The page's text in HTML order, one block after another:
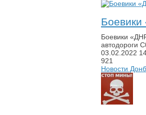
Боевики
Боевики
автодороги
03.02.2022
921
Новости